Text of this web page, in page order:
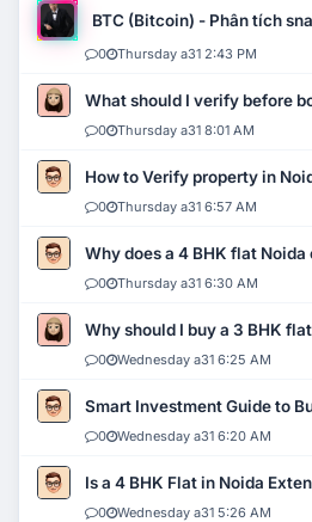
BTC (Bitcoin) - Phân tích
0 Thursday a31 2:43 PM
What should I verify before
0 Thursday a31 8:01 AM
How to Verify property in
0 Thursday a31 6:57 AM
Why does a 4 BHK flat
0 Thursday a31 6:30 AM
Why should I buy a 3 BHK
0 Wednesday a31 6:25 AM
Smart Investment Guide to
0 Wednesday a31 6:20 AM
Is a 4 BHK Flat in Noida
0 Wednesday a31 5:26 AM